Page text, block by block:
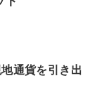
通貨を引き出